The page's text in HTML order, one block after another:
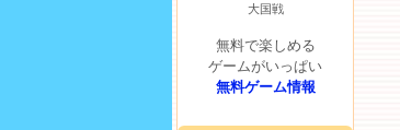
大国戦
無料で楽しめる
ゲームがいっぱい
無料ゲーム情報